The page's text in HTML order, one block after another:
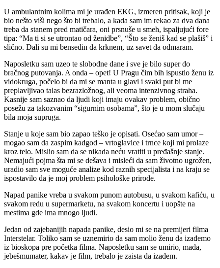
U ambulantnim kolima mi je urađen EKG, izmeren pritisak, koji je
bio nešto viši nego što bi trebalo, a kada sam im rekao za dva dana
treba da stanem pred matičara, oni prsnuše u smeh, ispaljujući fore
tipa: “Ma ti si se utrontao od ženidbe”, “Što se ženiš kad se plašiš” i
slično. Dali su mi bensedin da krknem, uz savet da odmaram.
Naposletku sam uzeo te slobodne dane i sve je bilo super do
bračnog putovanja. A onda – opet! U Pragu čim bih ispustio ženu iz
vidokruga, počelo bi da mi se manta u glavi i svaki put bi me
preplavljivao talas bezrazložnog, ali veoma intenzivnog straha.
Kasnije sam saznao da ljudi koji imaju ovakav problem, obično
posežu za takozvanim “sigurnim osobama”, što je u mom slučaju
bila moja supruga.
Stanje u koje sam bio zapao teško je opisati. Osećao sam umor –
mogao sam da zaspim kadgod – vrtoglavice i trnce koji mi prolaze
kroz telo. Mislio sam da se nikada neću vratiti u pređašnje stanje.
Nemajući pojma šta mi se dešava i misleći da sam životno ugrožen,
uradio sam sve moguće analize kod raznih specijalista i na kraju se
ispostavilo da je moj problem psihološke prirode.
Napad panike vreba u svakom punom autobusu, u svakom kafiću, u
svakom redu u supermarketu, na svakom koncertu i uopšte na
mestima gde ima mnogo ljudi.
Jedan od zajebanijih napada panike, desio mi se na premijeri filma
Interstelar. Toliko sam se uznemirio da sam molio ženu da izađemo
iz bioskopa pre početka filma. Naposletku sam se umirio, mada,
jebešmumater, kakav je film, trebalo je zaista da izađem.